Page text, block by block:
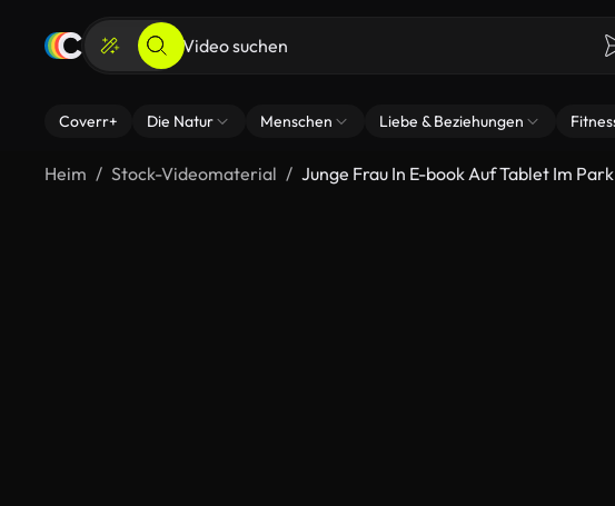
Coverr+ Die Natur Menschen Liebe & Beziehungen
Heim Stock-Videomaterial Junge Frau In E-book Auf Tablet Im